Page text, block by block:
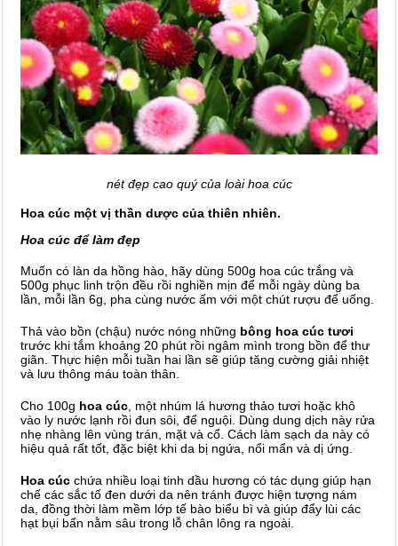
nét đẹp cao quý của loài hoa cúc
Hoa cúc một vị thần dược của thiên nhiên.
Hoa cúc để làm đẹp
Muốn có làn da hồng hào, hãy dùng 500g hoa cúc trắng và
500g phục linh trộn đều rồi nghiền mịn để mỗi ngày dùng ba
lần, mỗi lần 6g, pha cùng nước ấm với một chút rượu để uống.
Thả vào bồn (chậu) nước nóng những bông hoa cúc tươi
trước khi tắm khoảng 20 phút rồi ngâm mình trong bồn để thư
giãn. Thực hiện mỗi tuần hai lần sẽ giúp tăng cường giải nhiệt
và lưu thông máu toàn thân.
Cho 100g hoa cúc , một nhúm lá hương thảo tươi hoặc khô
vào ly nước lạnh rồi đun sôi, để nguội. Dùng dung dịch này rửa
nhẹ nhàng lên vùng trán, mặt và cổ. Cách làm sạch da này có
hiệu quả rất tốt, đặc biệt khi da bị ngứa, nổi mẩn và dị ứng.
Hoa cúc chứa nhiều loại tinh dầu hương có tác dụng giúp hạn
chế các sắc tố đen dưới da nên tránh được hiện tượng nám
da, đồng thời làm mềm lớp tế bào biểu bì và giúp đẩy lùi các
hạt bụi bẩn nằm sâu trong lỗ chân lông ra ngoài.